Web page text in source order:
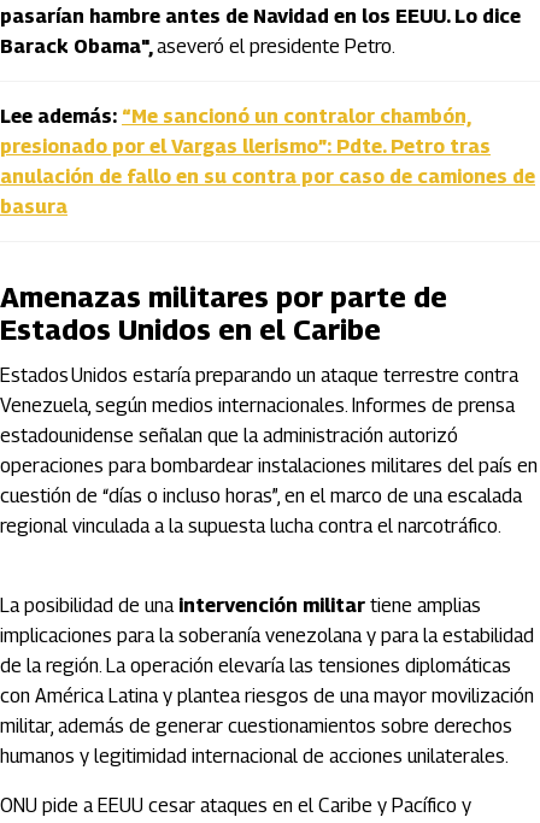
pasarían hambre antes de Navidad en los EEUU. Lo dice
Barack Obama",aseveró el presidente Petro.
Lee además: “Me sancionó un contralor chambón,
presionado por el Vargas llerismo”: Pdte. Petro tras
anulación de fallo en su contra por caso de camiones de
basura
Amenazas militares por parte de
Estados Unidos en el Caribe
Estados Unidos estaría preparando un ataque terrestre contra
Venezuela, según medios internacionales. Informes de prensa
estadounidense señalan que la administración autorizó
operaciones para bombardear instalaciones militares del país en
cuestión de “días o incluso horas”, en el marco de una escalada
regional vinculada a la supuesta lucha contra el narcotráfico.
La posibilidad de una intervención militar tiene amplias
implicaciones para la soberanía venezolana y para la estabilidad
de la región. La operación elevaría las tensiones diplomáticas
con América Latina y plantea riesgos de una mayor movilización
militar, además de generar cuestionamientos sobre derechos
humanos y legitimidad internacional de acciones unilaterales.
ONU pide a EEUU cesar ataques en el Caribe y Pacífico y